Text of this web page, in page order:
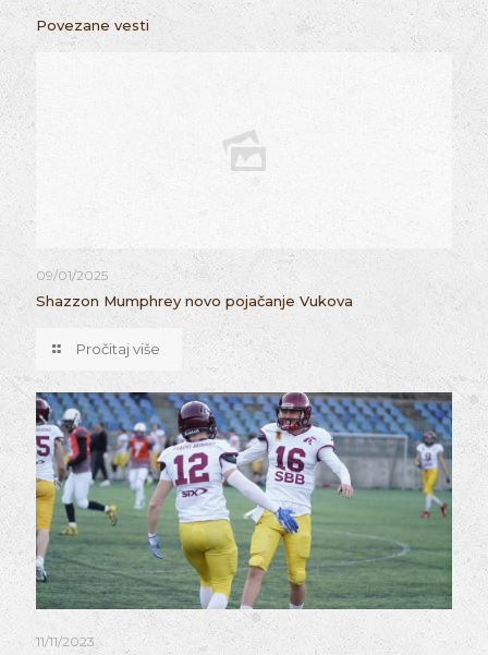
Povezane vesti
09/01/2025
Shazzon Mumphrey novo pojačanje Vukova
Pročitaj više
11/11/2023